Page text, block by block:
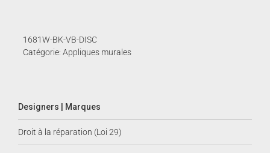
1681W-BK-VB-DISC
Catégorie: Appliques murales
Designers | Marques
Droit à la réparation (Loi 29)